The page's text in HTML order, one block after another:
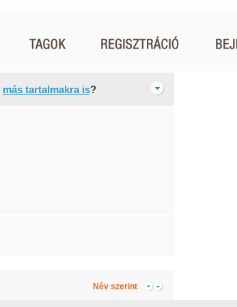
más tartalmakra is?
Név szerint